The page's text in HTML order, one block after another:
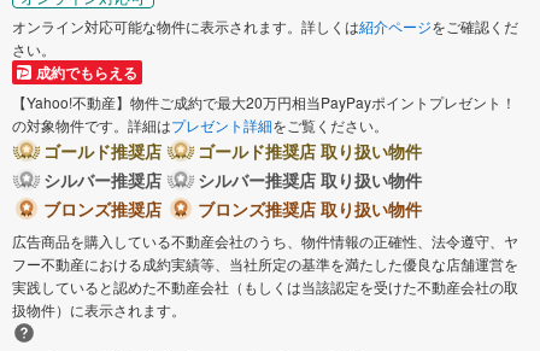
オンライン対応可能な物件に表示されます。詳しくは紹介ページをご確認くだ
さい。
成約でもらえる
【Yahoo!不動産】物件ご成約で最大20万円相当PayPayポイントプレゼント！
の対象物件です。詳細はプレゼント詳細をご覧ください。
ゴールド推奨店
ゴールド推奨店 取り扱い物件
シルバー推奨店
シルバー推奨店 取り扱い物件
ブロンズ推奨店
ブロンズ推奨店 取り扱い物件
広告商品を購入している不動産会社のうち、物件情報の正確性、法令遵守、ヤ
フー不動産における成約実績等、当社所定の基準を満たした優良な店舗運営を
実践していると認めた不動産会社（もしくは当該認定を受けた不動産会社の取
扱物件）に表示されます。